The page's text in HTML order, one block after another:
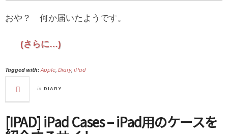
おや？ 何か届いたようです。
(さらに…)
Tagged with: Apple, Diary, iPad
in DIARY
[IPAD] iPad Cases – iPad用のケースを